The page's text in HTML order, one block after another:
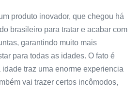
produto inovador, que chegou há
brasileiro para tratar e acabar com
garantindo muito mais
para todas as idades. O fato é
traz uma enorme experiencia
vai trazer certos incômodos,